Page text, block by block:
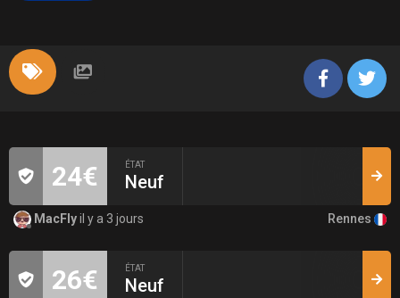
24€ ÉTAT
Neuf
MacFlyil y a 3 jours Rennes
26€ ÉTAT
Neuf